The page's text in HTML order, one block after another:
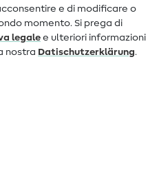
e di modificare o
momento. Si prega di
legale e ulteriori informazioni
nostra Dati­schutz­erklärung.